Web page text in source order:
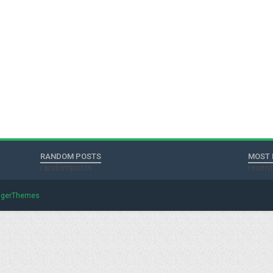
RANDOM POSTS
randomposts
MOST